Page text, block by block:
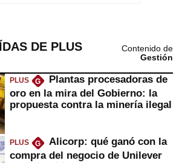
DE PLUS
Contenido de
Gestión
PLUS G
Plantas procesadoras de
oro en la mira del Gobierno: la
propuesta contra la minería ilegal
PLUS G
Alicorp: qué ganó con la
compra del negocio de Unilever